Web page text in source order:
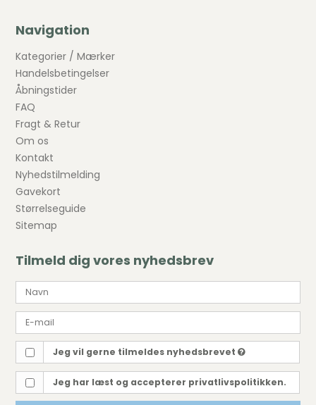
Navigation
Kategorier / Mærker
Handelsbetingelser
Åbningstider
FAQ
Fragt & Retur
Om os
Kontakt
Nyhedstilmelding
Gavekort
Størrelseguide
Sitemap
Tilmeld dig vores nyhedsbrev
Jeg vil gerne tilmeldes nyhedsbrevet
Jeg har læst og accepterer privatlivspolitikken.